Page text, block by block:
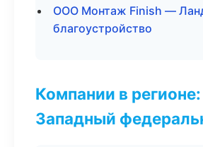
ООО Монтаж Finish —
благоустройство
Компании в
Западный